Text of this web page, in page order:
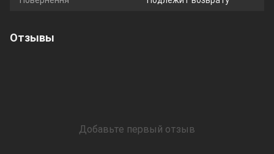
Отзывы
Добавьте первый отзыв